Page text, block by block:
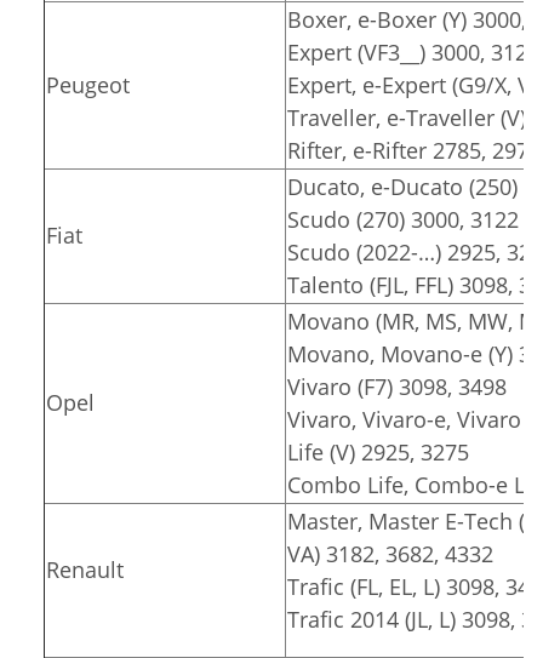
Peugeot
Boxer, e-Boxer (Y) 3000,
Expert (VF3__) 3000, 3122
Expert, e-Expert (G9/X,
Traveller, e-Traveller (V)
Rifter, e-Rifter 2785, 2975
Fiat
Ducato, e-Ducato (250)
Scudo (270) 3000, 3122
Scudo (2022-…) 2925,
Talento (FJL, FFL) 3098,
Opel
Movano (MR, MS, MW,
Movano, Movano-e (Y)
Vivaro (F7) 3098, 3498
Vivaro, Vivaro-e, Vivaro
Life (V) 2925, 3275
Combo Life, Combo-e
Renault
Master, Master E-Tech
VA) 3182, 3682, 4332
Trafic (FL, EL, L) 3098,
Trafic 2014 (JL, L) 3098,